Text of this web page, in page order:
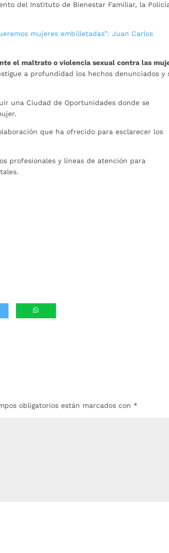
del Instituto de Bienestar Familiar, la
mujeres embilletadas”: Juan Carlos
el maltrato o violencia sexual contra las
a profundidad los hechos denunciados y
una Ciudad de Oportunidades donde se
que ha ofrecido para esclarecer los
profesionales y líneas de atención para
obligatorios están marcados con *